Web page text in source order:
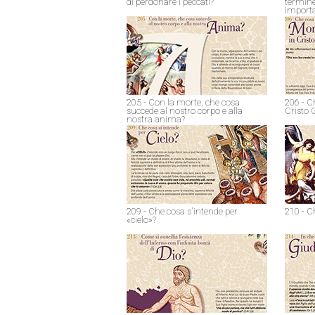
205 - Con la morte, che cosa
succede al nostro corpo e alla
nostra anima?
206 -
Cristo
209 - Che cosa s'intende per
«cielo»?
210 -